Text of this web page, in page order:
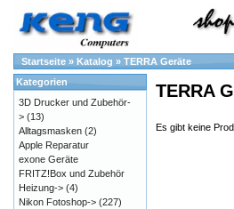
Startseite » Katalog » TERRA Geräte
TERRA
Es gibt keine
Kategorien
3D Drucker und Zubehör-
> (13)
Alltagsmasken (2)
Apple Reparatur
exone Geräte
FRITZ!Box und Zubehör
Heizung-> (4)
Nikon Fotoshop-> (227)